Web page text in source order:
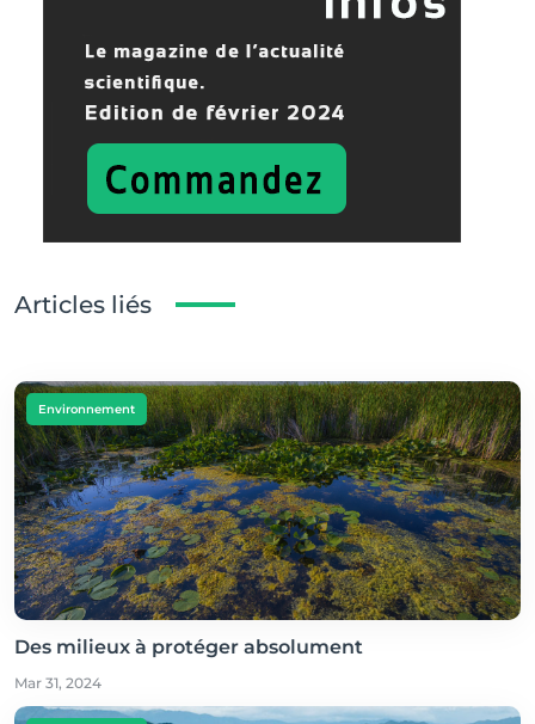
Articles liés
Environnement
Des milieux à protéger absolument
Mar 31, 2024